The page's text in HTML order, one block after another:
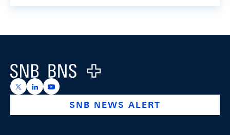
Logo
https://x.com/snb_bns
https://ch.linkedin.com/company/swiss-national-
https://www.youtube.com/@swissnationalbank
SNB NEWS ALERT